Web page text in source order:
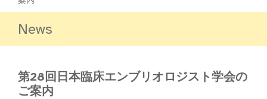
News
第28回日本臨床エンブリオロジスト学会の
ご案内